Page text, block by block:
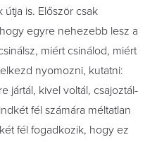
is. Először csak
egyre nehezebb lesz a
miért csinálod, miért
nyomozni, kutatni:
jártál, kivel voltál, csajoztál-
fél számára méltatlan
fél fogadkozik, hogy ez